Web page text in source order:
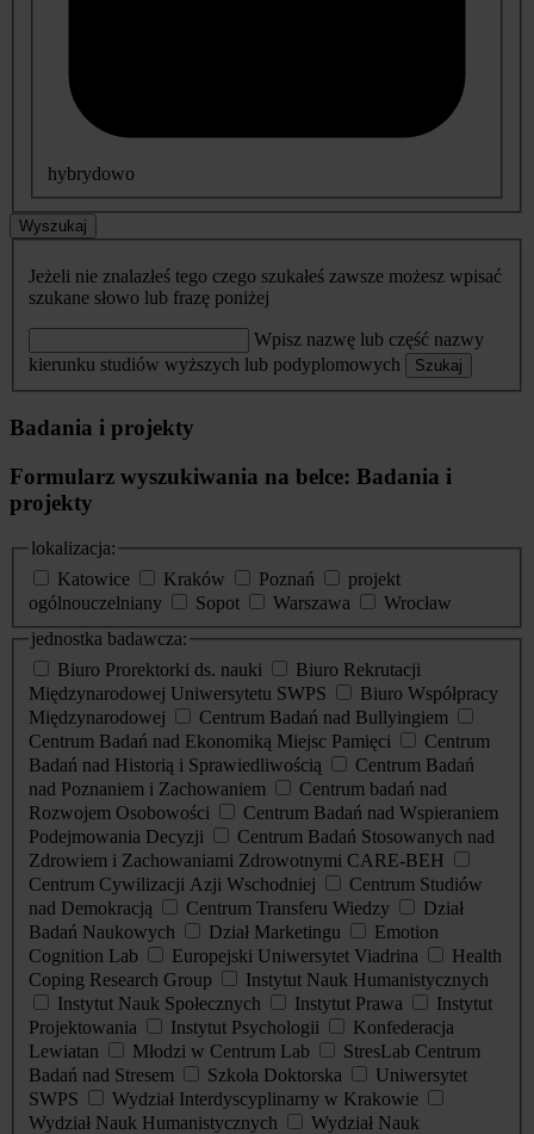
hybrydowo
Wyszukaj
Jeżeli nie znalazłeś tego czego szukałeś zawsze możesz wpisać
szukane słowo lub frazę poniżej
Wpisz nazwę lub część nazwy
kierunku studiów wyższych lub podyplomowych
Szukaj
Badania i projekty
Formularz wyszukiwania na belce: Badania i
projekty
lokalizacja:
Katowice
Kraków Poznań
projekt
ogólnouczelniany
Sopot Warszawa
Wrocław
jednostka badawcza:
Biuro Prorektorki ds. nauki
Biuro Rekrutacji
Międzynarodowej Uniwersytetu SWPS
Biuro Współpracy
Międzynarodowej
Centrum Badań nad Bullyingiem
Centrum Badań nad Ekonomiką Miejsc Pamięci
Centrum
Badań nad Historią i Sprawiedliwością
Centrum Badań
nad Poznaniem i Zachowaniem
Centrum badań nad
Rozwojem Osobowości
Centrum Badań nad Wspieraniem
Podejmowania Decyzji
Centrum Badań Stosowanych nad
Zdrowiem i Zachowaniami Zdrowotnymi CARE-BEH
Centrum Cywilizacji Azji Wschodniej
Centrum Studiów
nad Demokracją
Centrum Transferu Wiedzy
Dział
Badań Naukowych
Dział Marketingu
Emotion
Cognition Lab
Europejski Uniwersytet Viadrina
Health
Coping Research Group
Instytut Nauk Humanistycznych
Instytut Nauk Społecznych
Instytut Prawa
Instytut
Projektowania
Instytut Psychologii
Konfederacja
Lewiatan
Młodzi w Centrum Lab
StresLab Centrum
Badań nad Stresem
Szkoła Doktorska
Uniwersytet
SWPS
Wydział Interdyscyplinarny w Krakowie
Wydział Nauk Humanistycznych
Wydział Nauk